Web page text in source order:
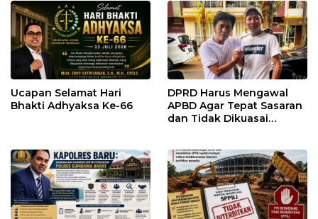
Ucapan Selamat Hari
Bhakti Adhyaksa Ke-66
DPRD Harus Mengawal
APBD Agar Tepat Sasaran
dan Tidak Dikuasai